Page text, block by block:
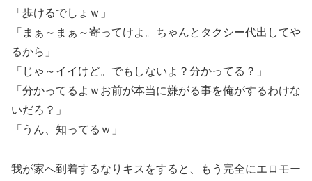
「歩けるでしょｗ」
「まぁ～まぁ～寄ってけよ。ちゃんとタクシー代出してや
るから」
「じゃ～イイけど。でもしないよ？分かってる？」
「分かってるよｗお前が本当に嫌がる事を俺がするわけな
いだろ？」
「うん、知ってるｗ」
我が家へ到着するなりキスをすると、もう完全にエロモー